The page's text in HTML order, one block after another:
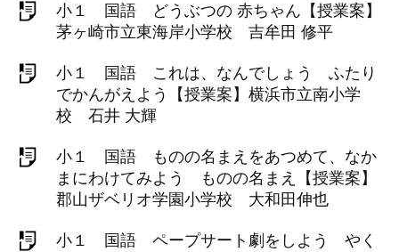
小１ 国語 どうぶつの 赤ちゃん【授業案】
茅ヶ崎市立東海岸小学校 吉牟田 修平
小１ 国語 これは、なんでしょう ふたり
でかんがえよう【授業案】横浜市立南小学
校 石井 大輝
小１ 国語 ものの名まえをあつめて、なか
まにわけてみよう ものの名まえ【授業案】
郡山ザベリオ学園小学校 大和田伸也
小１ 国語 ペープサート劇をしよう やく